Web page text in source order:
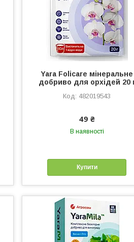
Yara Folicare мінеральне
добриво для орхідей 20
482019543
49 ₴
В наявності
Купити